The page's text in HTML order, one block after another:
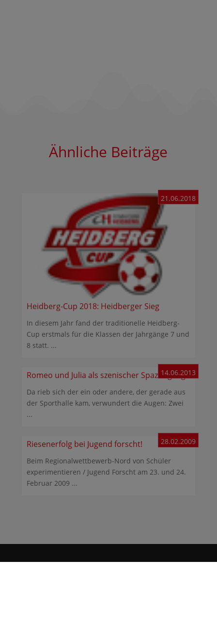
Ähnliche Beiträge
Heidberg-Cup 2018: Heidberger Sieg
21.06.2018
In diesem Jahr fand der traditionelle Heidberg-
Cup erstmals für die Klassen der Jahrgänge 7 und
8 statt. ...
Romeo und Julia als szenischer Spaziergang
14.06.2013
Da rieb sich der ein oder andere, der gerade aus
der Sporthalle kam, verwundert die Augen: Zwei
...
Riesenerfolg bei Jugend forscht! 28.02.2009
Beim Regionalwettbewerb-Nord von Schüler
experimentieren / Jugend Forscht am 23. und 24.
Februar 2009 ...